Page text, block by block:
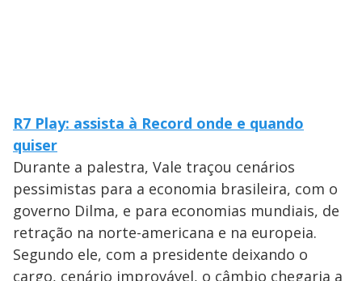
R7 Play: assista à Record onde e quando
quiser
Durante a palestra, Vale traçou cenários
pessimistas para a economia brasileira, com o
governo Dilma, e para economias mundiais, de
retração na norte-americana e na europeia.
Segundo ele, com a presidente deixando o
cargo, cenário improvável, o câmbio chegaria a